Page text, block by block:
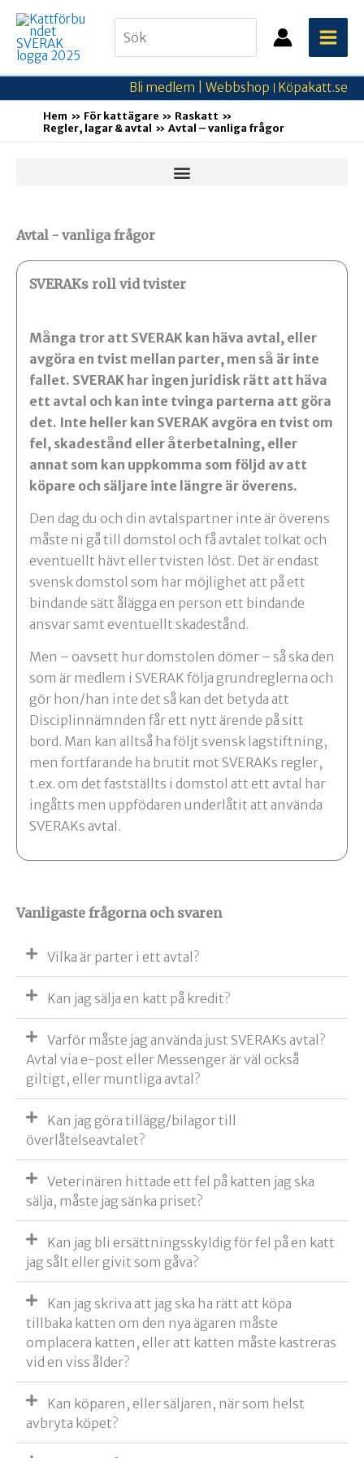
Hoppa
innehåll
for:
Bli medlem | Webbshop Köpakatt.se
Hem För kattägare
Raskatt
Regler, lagar & avtal
Avtal – vanliga frågor
Avtal - vanliga frågor
SVERAKs roll vid tvister
Många tror att SVERAK kan häva avtal, eller
avgöra en tvist mellan parter, men så är inte
fallet. SVERAK har ingen juridisk rätt att häva
ett avtal och kan inte tvinga parterna att göra
det. Inte heller kan SVERAK avgöra en tvist om
fel, skadestånd eller återbetalning, eller
annat som kan uppkomma som följd av att
köpare och säljare inte längre är överens.
Den dag du och din avtalspartner inte är överens
måste ni gå till domstol och få avtalet tolkat och
eventuellt hävt eller tvisten löst. Det är endast
svensk domstol som har möjlighet att på ett
bindande sätt ålägga en person ett bindande
ansvar samt eventuellt skadestånd.
Men – oavsett hur domstolen dömer – så ska den
som är medlem i SVERAK följa grundreglerna och
gör hon/han inte det så kan det betyda att
Disciplinnämnden får ett nytt ärende på sitt
bord. Man kan alltså ha följt svensk lagstiftning,
men fortfarande ha brutit mot SVERAKs regler,
t.ex. om det fastställts i domstol att ett avtal har
ingåtts men uppfödaren underlåtit att använda
SVERAKs avtal.
Vanligaste frågorna och svaren
Vilka är parter i ett avtal?
Kan jag sälja en katt på kredit?
Varför måste jag använda just SVERAKs avtal?
Avtal via e-post eller Messenger är väl också
giltigt, eller muntliga avtal?
Kan jag göra tillägg/bilagor till
överlåtelseavtalet?
Veterinären hittade ett fel på katten jag ska
sälja, måste jag sänka priset?
Kan jag bli ersättningsskyldig för fel på en katt
jag sålt eller givit som gåva?
Kan jag skriva att jag ska ha rätt att köpa
tillbaka katten om den nya ägaren måste
omplacera katten, eller att katten måste kastreras
vid en viss ålder?
Kan köparen, eller säljaren, när som helst
avbryta köpet?